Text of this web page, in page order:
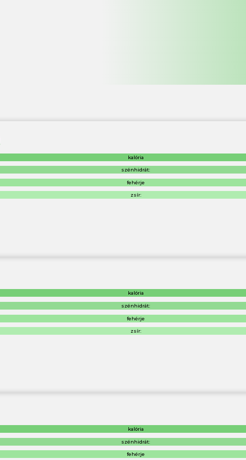
kalória
szénhidrát:
fehérje
zsír:
kalória
szénhidrát:
fehérje
zsír:
kalória
szénhidrát:
fehérje